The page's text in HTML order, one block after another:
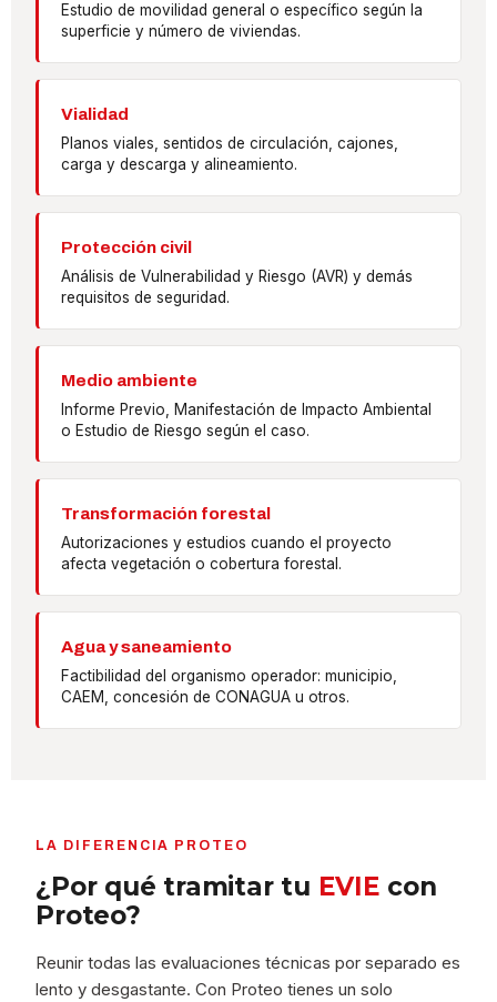
Estudio de movilidad general o específico según la
superficie y número de viviendas.
Vialidad
Planos viales, sentidos de circulación, cajones,
carga y descarga y alineamiento.
Protección civil
Análisis de Vulnerabilidad y Riesgo (AVR) y demás
requisitos de seguridad.
Medio ambiente
Informe Previo, Manifestación de Impacto Ambiental
o Estudio de Riesgo según el caso.
Transformación forestal
Autorizaciones y estudios cuando el proyecto
afecta vegetación o cobertura forestal.
Agua y saneamiento
Factibilidad del organismo operador: municipio,
CAEM, concesión de CONAGUA u otros.
LA DIFERENCIA PROTEO
¿Por qué tramitar tu EVIE con
Proteo?
Reunir todas las evaluaciones técnicas por separado es
lento y desgastante. Con Proteo tienes un solo